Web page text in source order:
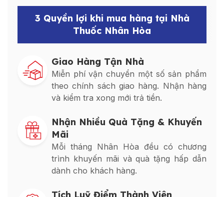
3 Quyền lợi khi mua hàng tại Nhà
Thuốc Nhân Hòa
Giao Hàng Tận Nhà
Miễn phí vận chuyển một số sản phẩm
theo chính sách giao hàng. Nhận hàng
và kiểm tra xong mới trả tiền.
Nhận Nhiều Quà Tặng & Khuyến
Mãi
Mỗi tháng Nhân Hòa đều có chương
trình khuyến mãi và quà tặng hấp dẫn
dành cho khách hàng.